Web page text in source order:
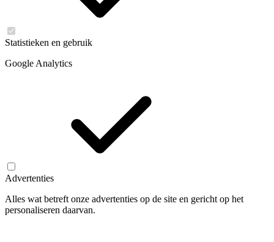
Statistieken en gebruik
Google Analytics
Advertenties
Alles wat betreft onze advertenties op de site en gericht op het
personaliseren daarvan.